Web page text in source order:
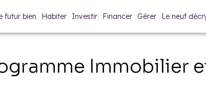
futur bien Habiter Investir Financer Gérer Le neuf
Immobilier